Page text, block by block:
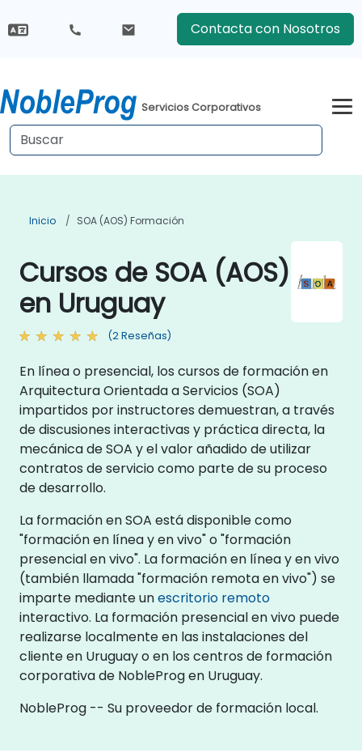
Contacta con Nosotros
Servicios Corporativos
Inicio SOA (AOS) Formación
Cursos de SOA (AOS)
en Uruguay
(2 Reseñas)
En línea o presencial, los cursos de formación en
Arquitectura Orientada a Servicios (SOA)
impartidos por instructores demuestran, a través
de discusiones interactivas y práctica directa, la
mecánica de SOA y el valor añadido de utilizar
contratos de servicio como parte de su proceso
de desarrollo.
La formación en SOA está disponible como
"formación en línea y en vivo" o "formación
presencial en vivo". La formación en línea y en vivo
(también llamada "formación remota en vivo") se
imparte mediante unescritorio remoto
interactivo. La formación presencial en vivo puede
realizarse localmente en las instalaciones del
cliente en Uruguay o en los centros de formación
corporativa de NobleProg en Uruguay.
NobleProg -- Su proveedor de formación local.